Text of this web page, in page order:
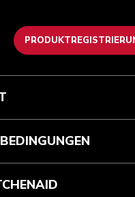
uns.
Erstattungen